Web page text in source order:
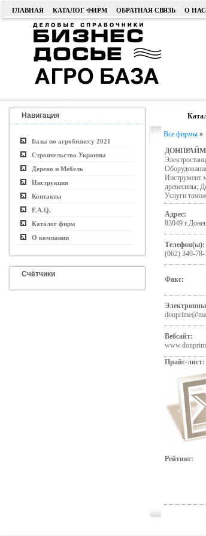
ГЛАВНАЯ КАТАЛОГ ФИРМ ОБРАТНАЯ СВЯЗЬ О НАС
Навигация
Базы по агробизнесу 2021
Строительство Украины
Дерево и Мебель
Инструкция
Контакты
F.A.Q.
Каталог фирм
О компании
Счётчики
Все фирмы»
Инструмент
древесины;
Услуги
Адрес:
83049
Телефон(ы):
(062) 349-
Факс:
Вебсайт:
Прайс-лист:
Рейтинг: